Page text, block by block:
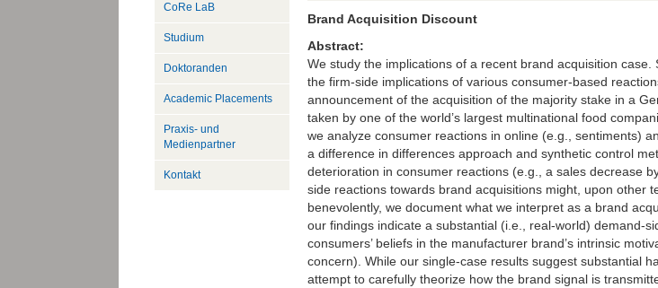
Brand Acquisition Discount
Abstract:
We study the implications of a recent brand acquisition case.
the firm-side implications of various consumer-based
announcement of the acquisition of the majority stake in a
taken by one of the world’s largest multinational food
we analyze consumer reactions in online (e.g., sentiments)
a difference in differences approach and synthetic control
deterioration in consumer reactions (e.g., a sales decrease
side reactions towards brand acquisitions might, upon other
benevolently, we document what we interpret as a brand
our findings indicate a substantial (i.e., real-world) demand-
consumers’ beliefs in the manufacturer brand’s intrinsic
concern). While our single-case results suggest substantial
attempt to carefully theorize how the brand signal is
CoRe LaB
Studium
Doktoranden
Academic Placements
Praxis- und
Medienpartner
Kontakt